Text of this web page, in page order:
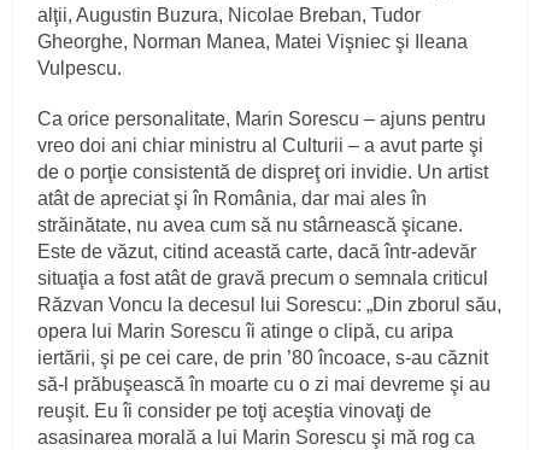
alţii, Augustin Buzura, Nicolae Breban, Tudor
Gheorghe, Norman Manea, Matei Vişniec şi Ileana
Vulpescu.
Ca orice personalitate, Marin Sorescu – ajuns pentru
vreo doi ani chiar ministru al Culturii – a avut parte şi
de o porţie consistentă de dispreţ ori invidie. Un artist
atât de apreciat şi în România, dar mai ales în
străinătate, nu avea cum să nu stârnească şicane.
Este de văzut, citind această carte, dacă într-adevăr
situaţia a fost atât de gravă precum o semnala criticul
Răzvan Voncu la decesul lui Sorescu: „Din zborul său,
opera lui Marin Sorescu îi atinge o clipă, cu aripa
iertării, şi pe cei care, de prin ’80 încoace, s-au căznit
să-l prăbuşească în moarte cu o zi mai devreme şi au
reuşit. Eu îi consider pe toţi aceştia vinovaţi de
asasinarea morală a lui Marin Sorescu şi mă rog ca